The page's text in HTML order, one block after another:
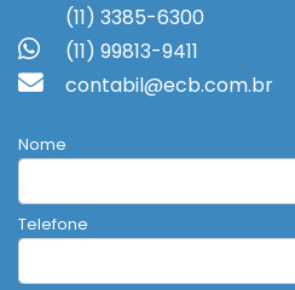
(11) 3385-6300
(11) 99813-9411
contabil@ecb.com.br
Nome
Telefone